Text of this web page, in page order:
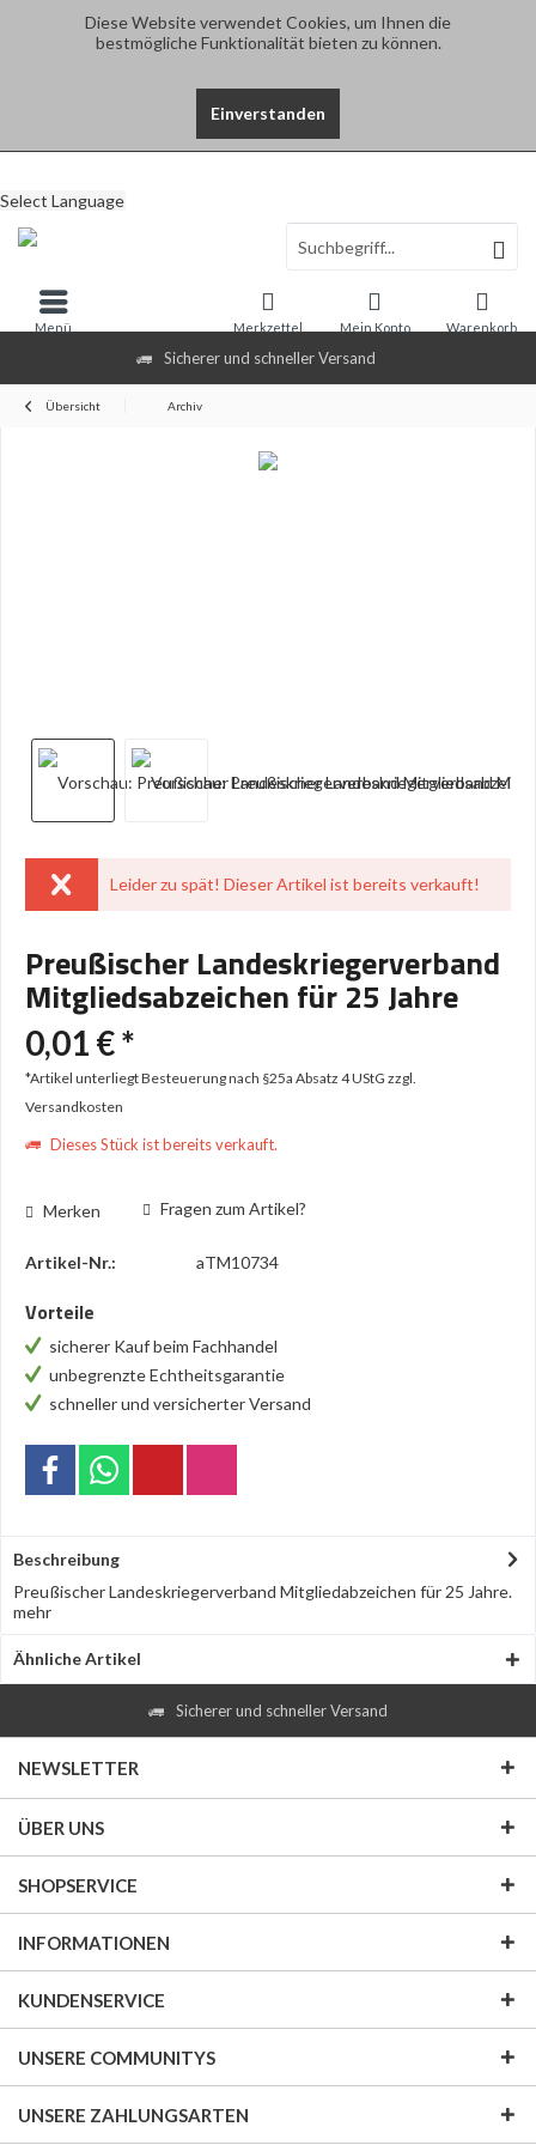
Diese Website verwendet Cookies, um Ihnen die
bestmögliche Funktionalität bieten zu können.
Einverstanden
Sicherer und schneller Versand
Select Language
Warenkorb
Merkzettel Mein Konto
Menü
Übersicht Archiv
Leider zu spät! Dieser Artikel ist bereits verkauft!
Preußischer Landeskriegerverband
Mitgliedsabzeichen für 25 Jahre
0,01 € *
*Artikel unterliegt Besteuerung nach §25a Absatz 4 UStG zzgl.
Versandkosten
Dieses Stück ist bereits verkauft.
Merken Fragen zum Artikel?
Artikel-Nr.: aTM10734
Vorteile
sicherer Kauf beim Fachhandel
unbegrenzte Echtheitsgarantie
schneller und versicherter Versand
Beschreibung
Preußischer Landeskriegerverband Mitgliedabzeichen für 25 Jahre.
mehr
Ähnliche Artikel
Sicherer und schneller Versand
NEWSLETTER
ÜBER UNS
SHOPSERVICE
INFORMATIONEN
KUNDENSERVICE
UNSERE COMMUNITYS
UNSERE ZAHLUNGSARTEN